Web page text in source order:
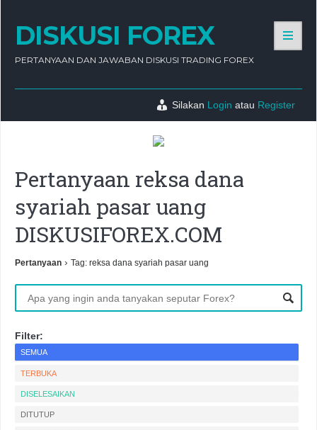
DISKUSI FOREX
PERTANYAAN DAN JAWABAN DISKUSI TRADING FOREX
Silakan Login atau Register
Pertanyaan reksa dana
syariah pasar uang
DISKUSIFOREX.COM
Pertanyaan › Tag: reksa dana syariah pasar uang
Filter:
SEMUA
TERBUKA
DISELESAIKAN
DITUTUP